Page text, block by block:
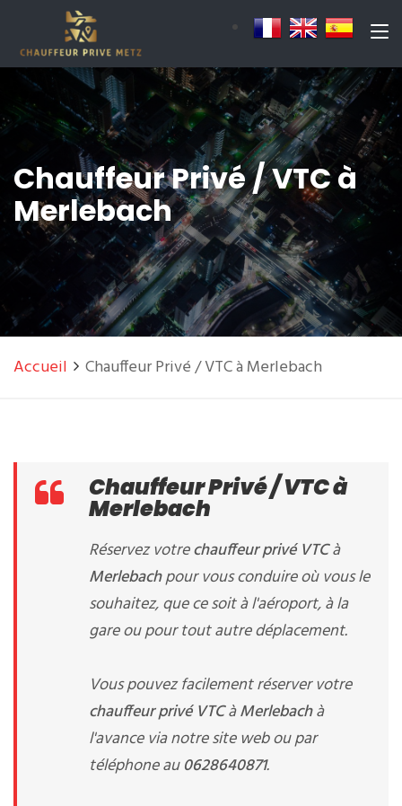
Chauffeur Privé / VTC à
Merlebach
Accueil Chauffeur Privé / VTC à Merlebach
Chauffeur Privé / VTC à
Merlebach
Réservez votrechauffeur privé VTCà
Merlebachpour vous conduire où vous le
souhaitez, que ce soit à l'aéroport, à la
gare ou pour tout autre déplacement.
Vous pouvez facilement réserver votre
chauffeur privé VTCàMerlebachà
l'avance via notre site web ou par
téléphone au0628640871.